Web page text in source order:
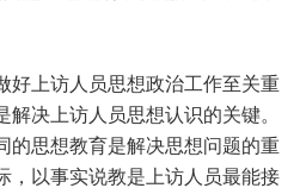
好上访人员思想政治工作至关重
决上访人员思想认识的关键。
的思想教育是解决思想问题的重
，以事实说教是上访人员最能接